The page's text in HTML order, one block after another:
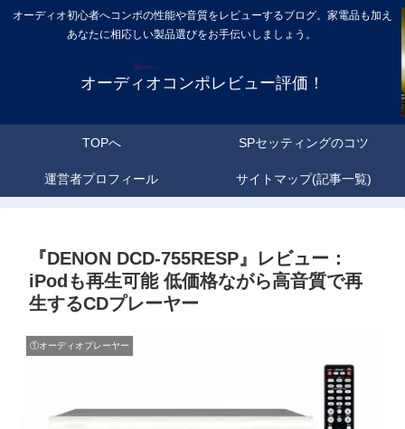
オーディオ初心者へコンポの性能や音質をレビューするブログ。家電品も加え
あなたに相応しい製品選びをお手伝いしましょう。
オーディオコンポレビュー評価！
TOPへ SPセッティングのコツ
運営者プロフィール サイトマップ(記事一覧)
『DENON DCD-755RESP』レビュー：
iPodも再生可能 低価格ながら高音質で再
生するCDプレーヤー
①オーディオプレーヤー